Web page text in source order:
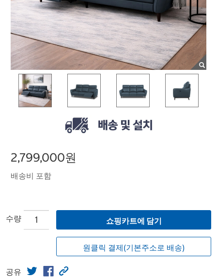
2,799,000원
배송비 포함
수량 쇼핑카트에 담기
원클릭 결제(기본주소로 배송)
공유